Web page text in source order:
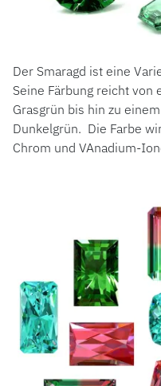
Der Smaragd ist eine
Seine Färbung reicht von
Grasgrün bis hin zu
Dunkelgrün. Die Farbe
Chrom und VAnadium-